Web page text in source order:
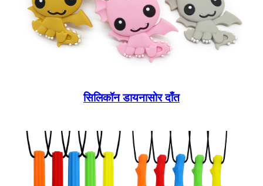
सिलिकॉन डायनासोर दाँत